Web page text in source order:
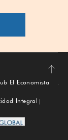
Subir
El Economista
Integral